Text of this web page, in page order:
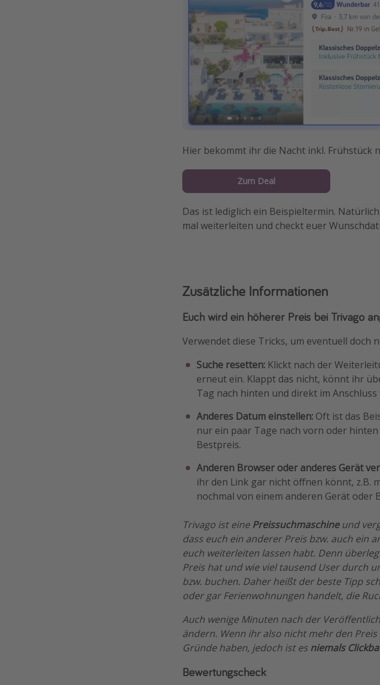
Hier bekommt ihr die Nacht inkl. Frühstück
Zum Deal
Das ist lediglich ein Beispieltermin.
mal weiterleiten und checkt euer
Zusätzliche Informationen
Euch wird ein höherer Preis bei Trivago
Verwendet diese Tricks, um eventuell doch
Suche resetten: Klickt nach der
erneut ein. Klappt das nicht, könnt ihr
Tag nach hinten und direkt im
Anderes Datum einstellen: Oft ist das
nur ein paar Tage nach vorn oder
Bestpreis.
Anderen Browser oder anderes Gerät
ihr den Link gar nicht öffnen könnt, z.B.
nochmal von einem anderen Gerät oder
Trivago ist einePreissuchmaschineund
dass euch ein anderer Preis bzw. auch ein
euch weiterleiten lassen habt. Denn
Preis hat und wie viel tausend User durch
bzw. buchen. Daher heißt der beste Tipp
oder gar Ferienwohnungen handelt, die
Auch wenige Minuten nach der
ändern. Wenn ihr also nicht mehr den
Gründe haben, jedoch ist es niemals
Bewertungscheck